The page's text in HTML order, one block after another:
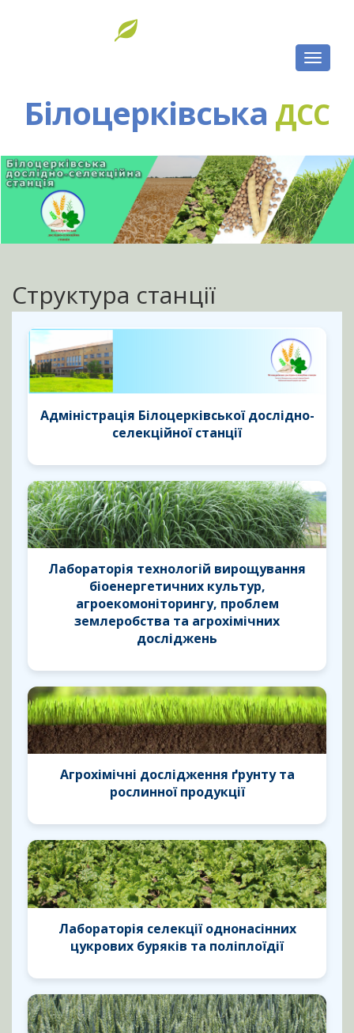
Toggle
Білоцерківська ДСС
Структура станції
Адміністрація Білоцерківської дослідно-
селекційної станції
Лабораторія технологій вирощування
біоенергетичних культур,
агроекомоніторингу, проблем
землеробства та агрохімічних
досліджень
Агрохімічні дослідження ґрунту та
рослинної продукції
Лабораторія селекції однонасінних
цукрових буряків та поліплоїдії